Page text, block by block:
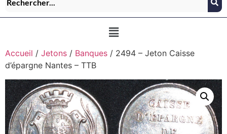
Accueil / Jetons / Banques / 2494 – Jeton Caisse
d’épargne Nantes – TTB